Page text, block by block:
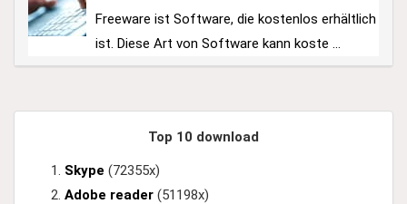
Freeware ist Software, die kostenlos erhältlich
ist. Diese Art von Software kann koste ...
Top 10 download
Skype (72355x)
Adobe reader (51198x)